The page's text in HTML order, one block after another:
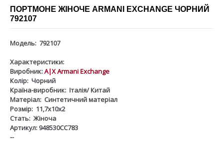
ПОРТМОНЕ ЖІНОЧЕ ARMANI EXCHANGE ЧОРНИЙ
792107
Модель: 792107
Характеристики:
Виробник:A|X Armani Exchange
Колір: Чорний
Країна-виробник: Італія/ Китай
Матеріал: Синтетичний матеріал
Розмір: 11,7х10х2
Стать: Жіноча
Артикул: 948530CC783
--